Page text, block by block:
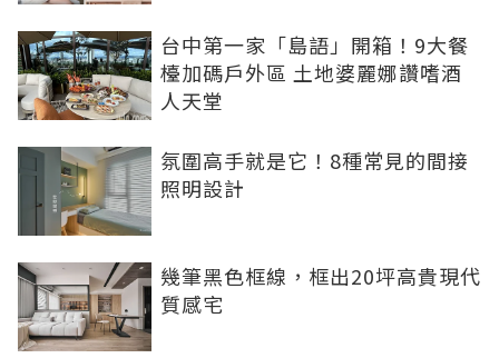
台中第一家「島語」開箱！9大餐
檯加碼戶外區 土地婆麗娜讚嗜酒
人天堂
氛圍高手就是它！8種常見的間接
照明設計
幾筆黑色框線，框出20坪高貴現代
質感宅